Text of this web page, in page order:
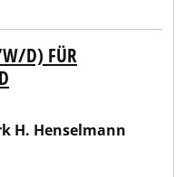
W/D) FÜR
H. Henselmann